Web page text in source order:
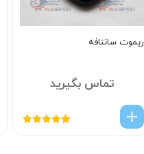
ریموت سانتافه
تماس بگیرید